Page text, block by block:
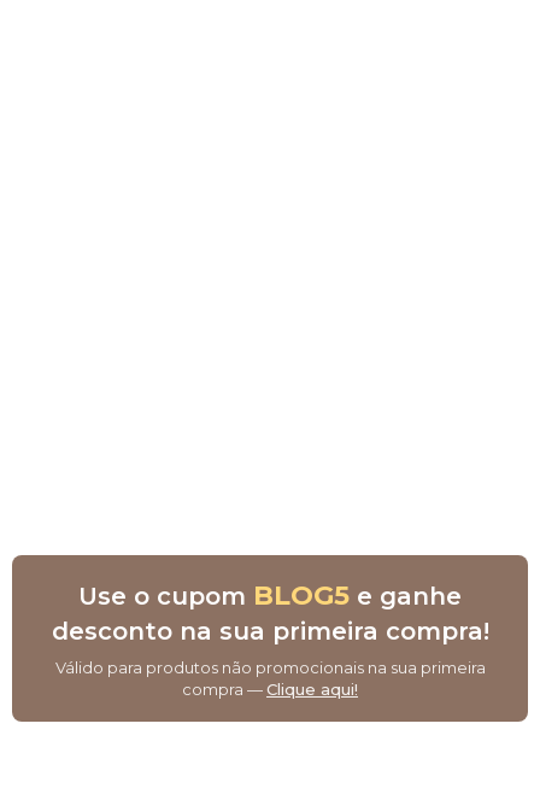
Use o cupom BLOG5 e ganhe
desconto na sua primeira compra!
Válido para produtos não promocionais na sua primeira
compra —Clique aqui!